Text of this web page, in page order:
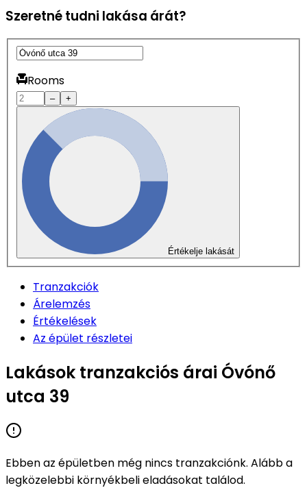
Szeretné tudni lakása árát?
Rooms
– +
Értékelje lakását
Tranzakciók
Árelemzés
Értékelések
Az épület részletei
Lakások tranzakciós árai Óvónő
utca 39
Ebben az épületben még nincs tranzakciónk. Alább a
legközelebbi környékbeli eladásokat találod.